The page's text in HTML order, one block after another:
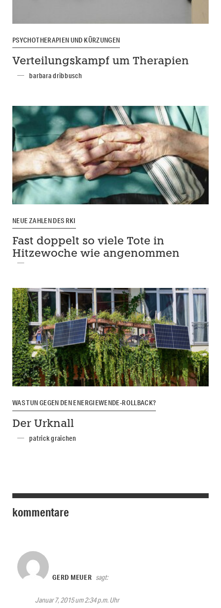
PSYCHOTHERAPIEN UND KÜRZUNGEN
Verteilungskampf um Therapien
barbara dribbusch
NEUE ZAHLEN DES RKI
Fast doppelt so viele Tote in
Hitzewoche wie angenommen
WAS TUN GEGEN DEN ENERGIEWENDE-ROLLBACK?
Der Urknall
patrick graichen
kommentare
GERD MEUER sagt:
Januar 7, 2015 um 2:34 p.m. Uhr